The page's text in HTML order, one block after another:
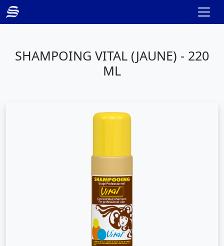
SHAMPOING VITAL (JAUNE) - 220
ML